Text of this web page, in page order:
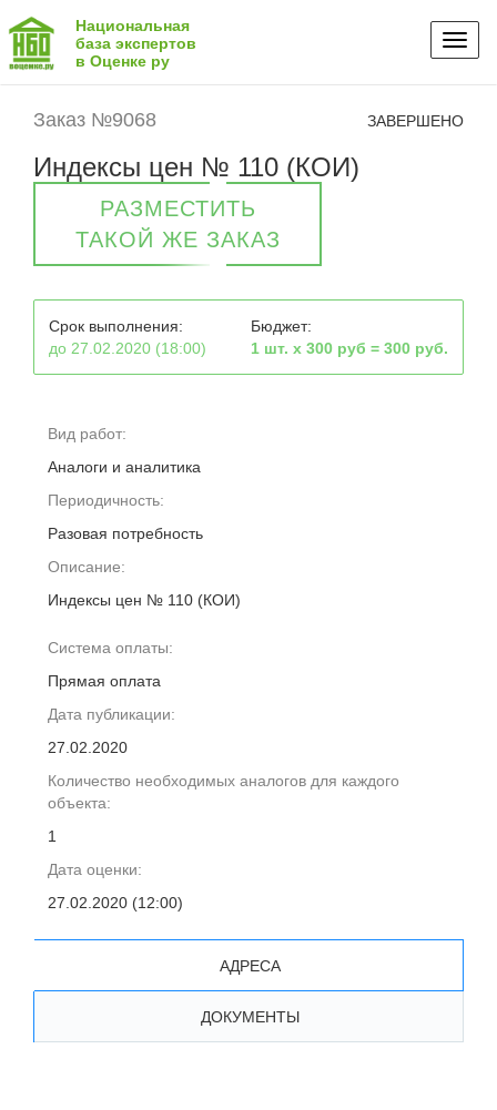
Национальная
база экспертов
в Оценке ру
Заказ №9068 ЗАВЕРШЕНО
Индексы цен № 110 (КОИ)
РАЗМЕСТИТЬ
ТАКОЙ ЖЕ ЗАКАЗ
Срок выполнения:
до 27.02.2020 (18:00)
Бюджет:
1 шт. х 300 руб = 300 руб.
Вид работ:
Аналоги и аналитика
Периодичность:
Разовая потребность
Описание:
Индексы цен № 110 (КОИ)
Система оплаты:
Прямая оплата
Дата публикации:
27.02.2020
Количество необходимых аналогов для каждого
объекта:
1
Дата оценки:
27.02.2020 (12:00)
АДРЕСА
ДОКУМЕНТЫ